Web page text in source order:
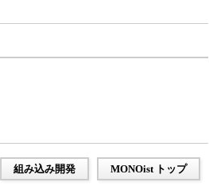
組み込み開発 MONOist トップ